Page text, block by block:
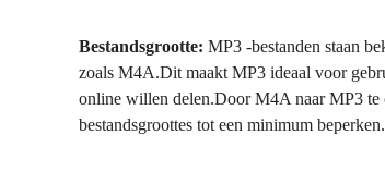
Bestandsgrootte: MP3 -bestanden staan
zoals M4A.Dit maakt MP3 ideaal voor
online willen delen.Door M4A naar MP3 te
bestandsgroottes tot een minimum beperken.